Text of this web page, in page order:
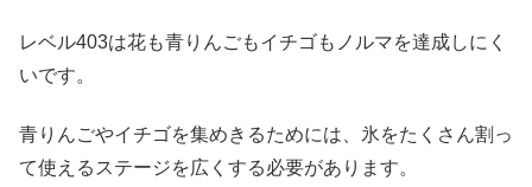
レベル403は花も青りんごもイチゴもノルマを達成しにく
いです。
青りんごやイチゴを集めきるためには、氷をたくさん割っ
て使えるステージを広くする必要があります。